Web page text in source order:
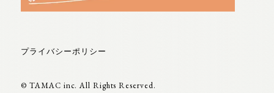
プライバシーポリシー
© TAMAC inc. All Rights Reserved.